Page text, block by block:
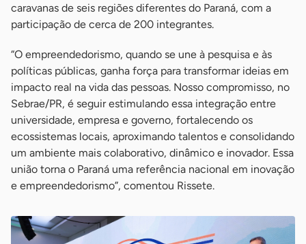
caravanas de seis regiões diferentes do Paraná, com a
participação de cerca de 200 integrantes.
“O empreendedorismo, quando se une à pesquisa e às
políticas públicas, ganha força para transformar ideias em
impacto real na vida das pessoas. Nosso compromisso, no
Sebrae/PR, é seguir estimulando essa integração entre
universidade, empresa e governo, fortalecendo os
ecossistemas locais, aproximando talentos e consolidando
um ambiente mais colaborativo, dinâmico e inovador. Essa
união torna o Paraná uma referência nacional em inovação
e empreendedorismo”, comentou Rissete.